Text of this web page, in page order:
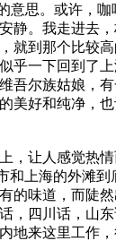
意思。或许，
静。我走进去
就到那个比较
乎一下回到了
吾尔族姑娘，
美好和纯净，
，让人感觉热
和上海的外滩
的味道，而陡
，四川话，山
地来这里工作